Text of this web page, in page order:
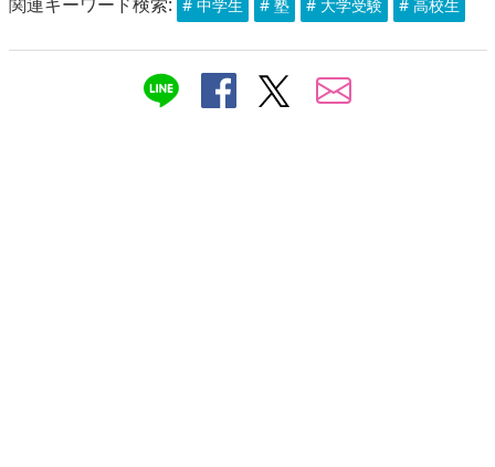
# 中学生 # 塾 # 大学受験 # 高校生